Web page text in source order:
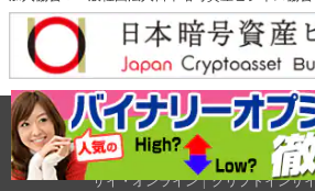
免責事項 会社概要 プライバシー・ポリシー、著
広告のご案内
ダイヤモンド社のサイト
ダイヤモンド・オン
ザイ・オンライン| クリプトインサ